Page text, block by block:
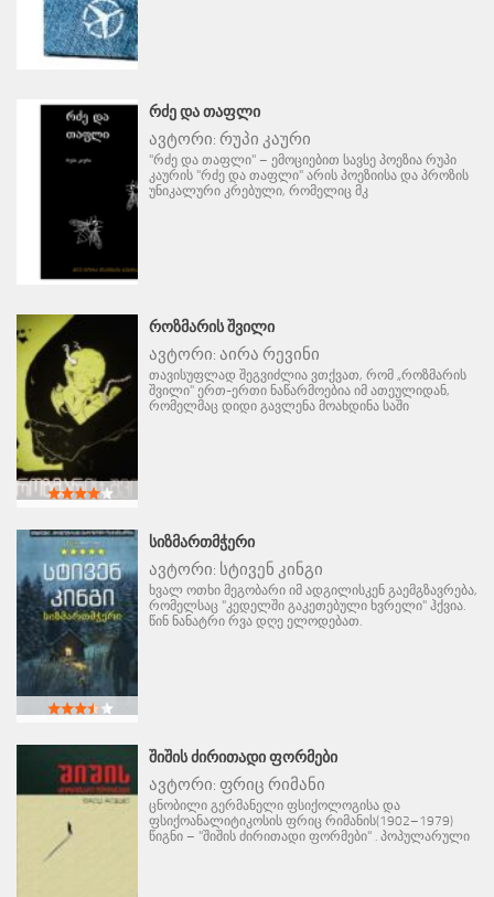
ᲠᲫᲔ ᲓᲐ ᲗᲐᲤᲚᲘ
ავტორი: რუპი კაური
"რძე და თაფლი" – ემოციებით სავსე პოეზია რუპი
კაურის "რძე და თაფლი" არის პოეზიისა და პროზის
უნიკალური კრებული, რომელიც მკ
ᲠᲝᲖᲛᲐᲠᲘᲡ ᲨᲕᲘᲚᲘ
ავტორი: აირა რევინი
თავისუფლად შეგვიძლია ვთქვათ, რომ „როზმარის
შვილი" ერთ-ერთი ნაწარმოებია იმ ათეულიდან,
რომელმაც დიდი გავლენა მოახდინა საში
ᲡᲘᲖᲛᲐᲠᲗᲛᲭᲔᲠᲘ
ავტორი: სტივენ კინგი
ხვალ ოთხი მეგობარი იმ ადგილისკენ გაემგზავრება,
რომელსაც "კედელში გაკეთებული ხვრელი" ჰქვია.
წინ ნანატრი რვა დღე ელოდებათ.
ᲨᲘᲨᲘᲡ ᲫᲘᲠᲘᲗᲐᲓᲘ ᲤᲝᲠᲛᲔᲑᲘ
ავტორი: ფრიც რიმანი
ცნობილი გერმანელი ფსიქოლოგისა და
ფსიქოანალიტიკოსის ფრიც რიმანის(1902–1979)
წიგნი – "შიშის ძირითადი ფორმები" . პოპულარული